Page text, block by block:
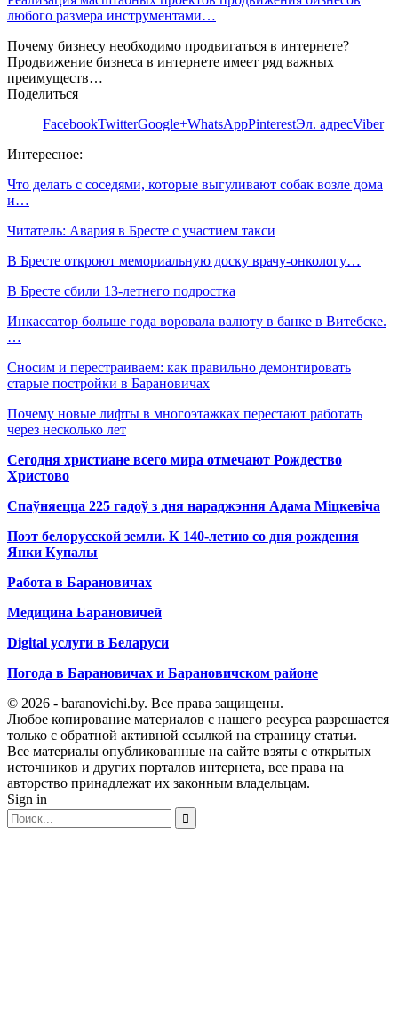
любого размера инструментами…
Почему бизнесу необходимо продвигаться в интернете?
Продвижение бизнеса в интернете имеет ряд важных
преимуществ…
Поделиться
FacebookTwitterGoogle+WhatsAppPinterestЭл. адресViber
Интересное:
Что делать с соседями, которые выгуливают собак возле дома
и…
Читатель: Авария в Бресте с участием такси
В Бресте откроют мемориальную доску врачу-онкологу…
В Бресте сбили 13-летнего подростка
Инкассатор больше года воровала валюту в банке в Витебске.
…
Сносим и перестраиваем: как правильно демонтировать
старые постройки в Барановичах
Почему новые лифты в многоэтажках перестают работать
через несколько лет
Сегодня христиане всего мира отмечают Рождество
Христово
Спаўняецца 225 гадоў з дня нараджэння Адама Міцкевіча
Поэт белорусской земли. К 140-летию со дня рождения
Янки Купалы
Работа в Барановичах
Медицина Барановичей
Digital услуги в Беларуси
Погода в Барановичах и Барановичском районе
© 2026 - baranovichi.by. Все права защищены.
Любое копирование материалов с нашего ресурса разрешается
только с обратной активной ссылкой на страницу статьи.
Все материалы опубликованные на сайте взяты с открытых
источников и других порталов интернета, все права на
авторство принадлежат их законным владельцам.
Sign in